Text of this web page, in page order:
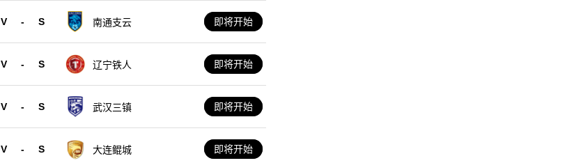
V - S 南通支云 即将开始
V - S 辽宁铁人 即将开始
V - S 武汉三镇 即将开始
V - S 大连鲲城 即将开始